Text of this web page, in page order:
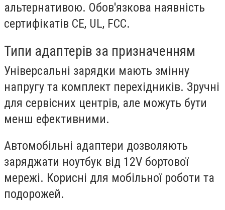
альтернативою. Обов'язкова наявність
сертифікатів CE, UL, FCC.
Типи адаптерів за призначенням
Універсальні зарядки мають змінну
напругу та комплект перехідників. Зручні
для сервісних центрів, але можуть бути
менш ефективними.
Автомобільні адаптери дозволяють
заряджати ноутбук від 12V бортової
мережі. Корисні для мобільної роботи та
подорожей.